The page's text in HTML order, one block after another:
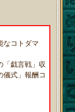
なコトダマ
「戯言戦」収
儀式」報酬コ